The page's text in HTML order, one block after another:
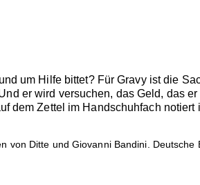
um Hilfe bittet? Für Gravy ist die
er wird versuchen, das Geld, das
dem Zettel im Handschuhfach
von Ditte und Giovanni Bandini.